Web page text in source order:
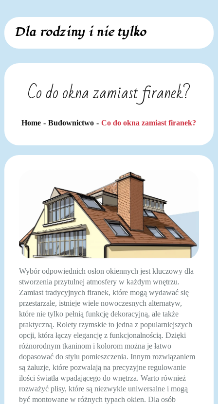
Skip
content
Dla rodziny i nie tylko
Co do okna zamiast firanek?
Home Budownictwo Co do okna zamiast firanek?
Wybór odpowiednich osłon okiennych jest kluczowy dla
stworzenia przytulnej atmosfery w każdym wnętrzu.
Zamiast tradycyjnych firanek, które mogą wydawać się
przestarzałe, istnieje wiele nowoczesnych alternatyw,
które nie tylko pełnią funkcję dekoracyjną, ale także
praktyczną. Rolety rzymskie to jedna z popularniejszych
opcji, która łączy elegancję z funkcjonalnością. Dzięki
różnorodnym tkaninom i kolorom można je łatwo
dopasować do stylu pomieszczenia. Innym rozwiązaniem
są żaluzje, które pozwalają na precyzyjne regulowanie
ilości światła wpadającego do wnętrza. Warto również
rozważyć plisy, które są niezwykle uniwersalne i mogą
być montowane w różnych typach okien. Dla osób